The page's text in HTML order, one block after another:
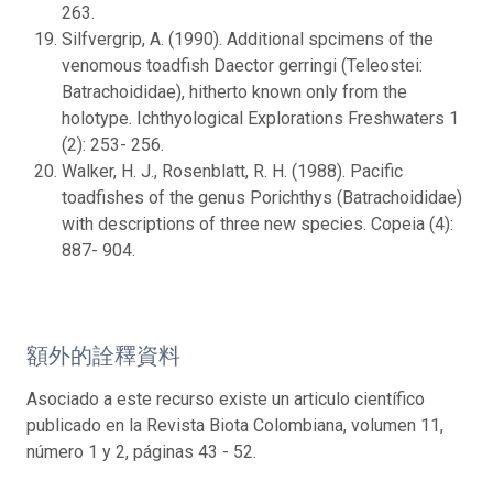
263.
Silfvergrip, A. (1990). Additional spcimens of the
venomous toadfish Daector gerringi (Teleostei:
Batrachoididae), hitherto known only from the
holotype. Ichthyological Explorations Freshwaters 1
(2): 253- 256.
Walker, H. J., Rosenblatt, R. H. (1988). Pacific
toadfishes of the genus Porichthys (Batrachoididae)
with descriptions of three new species. Copeia (4):
887- 904.
額外的詮釋資料
Asociado a este recurso existe un articulo científico
publicado en la Revista Biota Colombiana, volumen 11,
número 1 y 2, páginas 43 - 52.